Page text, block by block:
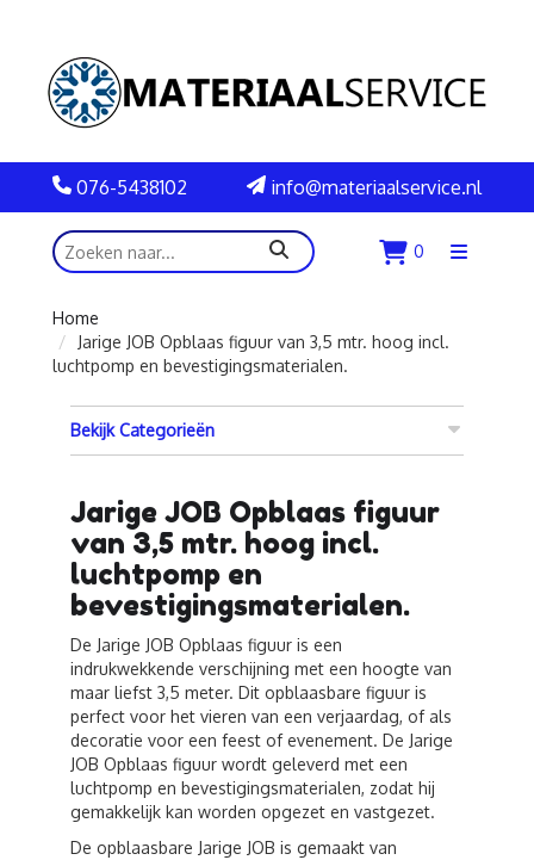
076-5438102 info@materiaalservice.nl
zoeken 0
Menu
Home
Jarige JOB Opblaas figuur van 3,5 mtr. hoog incl.
luchtpomp en bevestigingsmaterialen.
Bekijk Categorieën
Jarige JOB Opblaas figuur
van 3,5 mtr. hoog incl.
luchtpomp en
bevestigingsmaterialen.
De Jarige JOB Opblaas figuur is een
indrukwekkende verschijning met een hoogte van
maar liefst 3,5 meter. Dit opblaasbare figuur is
perfect voor het vieren van een verjaardag, of als
decoratie voor een feest of evenement. De Jarige
JOB Opblaas figuur wordt geleverd met een
luchtpomp en bevestigingsmaterialen, zodat hij
gemakkelijk kan worden opgezet en vastgezet.
De opblaasbare Jarige JOB is gemaakt van